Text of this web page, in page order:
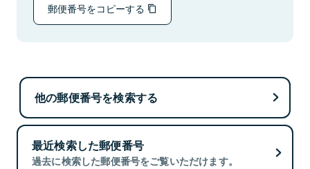
郵便番号をコピーする
他の郵便番号を検索する
最近検索した郵便番号
過去に検索した郵便番号をご覧いただけます。